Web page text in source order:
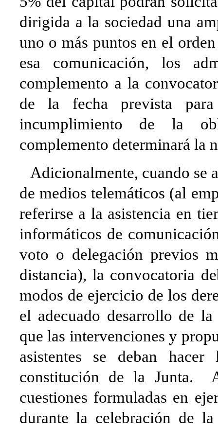
dirigida a la sociedad una
uno o más puntos en el
esa comunicación, los
complemento a la
de la fecha prevista
incumplimiento de la
complemento determinará
Adicionalmente, cuando se
de medios telemáticos (al
referirse a la asistencia en
informáticos de
voto o delegación previos
distancia), la convocatoria
modos de ejercicio de los
el adecuado desarrollo de
que las intervenciones y
asistentes se deban
constitución de la Junta.
cuestiones formuladas en
durante la celebración de